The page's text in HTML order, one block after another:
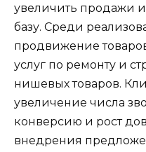
увеличить продажи
базу. Среди
продвижение
услуг по ремонту и
нишевых товаров.
увеличение числа
конверсию и рост
внедрения